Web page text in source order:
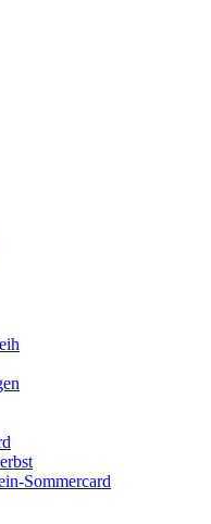
Sommercard